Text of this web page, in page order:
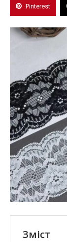
Pinterest
Зміст